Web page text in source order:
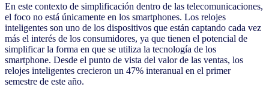
En este contexto de simplificación dentro de las telecomunicaciones,
el foco no está únicamente en los smartphones. Los relojes
inteligentes son uno de los dispositivos que están captando cada vez
más el interés de los consumidores, ya que tienen el potencial de
simplificar la forma en que se utiliza la tecnología de los
smartphone. Desde el punto de vista del valor de las ventas, los
relojes inteligentes crecieron un 47% interanual en el primer
semestre de este año.